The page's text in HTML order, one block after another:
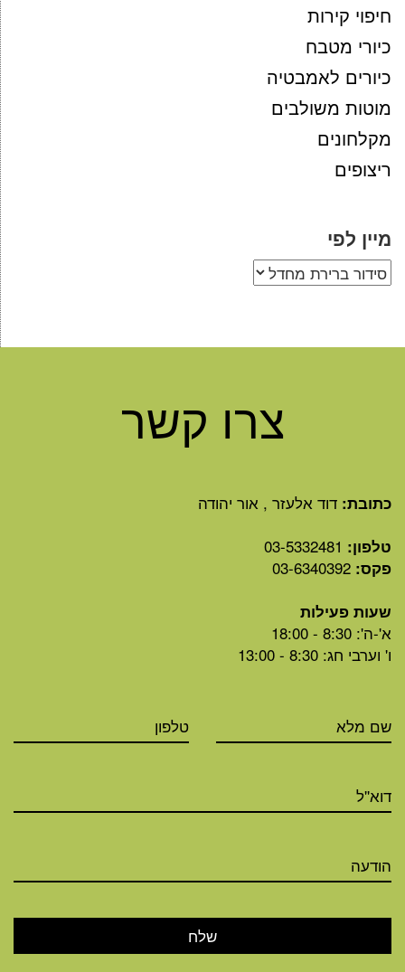
חיפוי קירות
כיורי מטבח
כיורים לאמבטיה
מוטות משולבים
מקלחונים
ריצופים
מיין לפי
צרו קשר
כתובת: דוד אלעזר , אור יהודה
טלפון: 03-5332481
פקס: 03-6340392
שעות פעילות
א'-ה': 8:30 - 18:00
ו' וערבי חג: 8:30 - 13:00